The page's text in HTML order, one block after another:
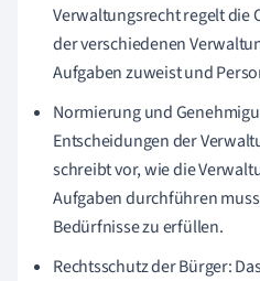
Verwaltungsrecht regelt
der verschiedenen
Aufgaben zuweist und
Normierung und
Entscheidungen der
schreibt vor, wie die
Aufgaben durchführen
Bedürfnisse zu erfüllen.
Rechtsschutz der Bürger: